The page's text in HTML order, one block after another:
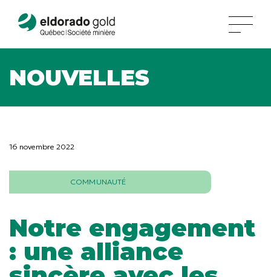
NOUVELLES
16 novembre 2022
COMMUNAUTÉ
Notre engagement
: une alliance